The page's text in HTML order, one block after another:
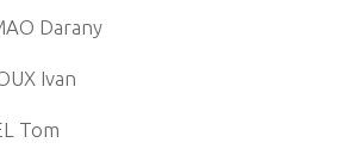
Darany
Ivan
Tom